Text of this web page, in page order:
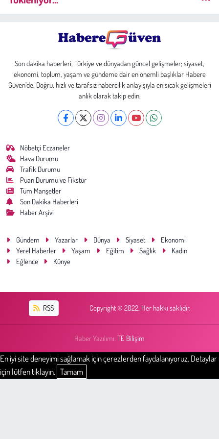
Son dakika haberleri, Türkiye ve dünyadan güncel gelişmeler; siyaset,
ekonomi, toplum, yaşam ve gündeme dair en önemli başlıklar Habere
Güven’de. Doğru, hızlı ve tarafsız habercilik anlayışıyla en sıcak gelişmeleri
anlık olarak takip edin.
Nöbetçi Eczaneler
Hava Durumu
Trafik Durumu
Puan Durumu ve Fikstür
Tüm Manşetler
Son Dakika Haberleri
Haber Arşivi
Gündem Yazarlar Dünya Siyaset
Ekonomi
Yerel Haberler
Yaşam Eğitim Sağlık
Kadın
Eğlence
Künye
RSS Copyright © 2022. Her hakkı saklıdır.
Haber Yazılımı: TE Bilişim
En iyi site deneyimi sağlamak için çerezlerden faydalanıyoruz. Detaylar
için lütfen tıklayın. Tamam